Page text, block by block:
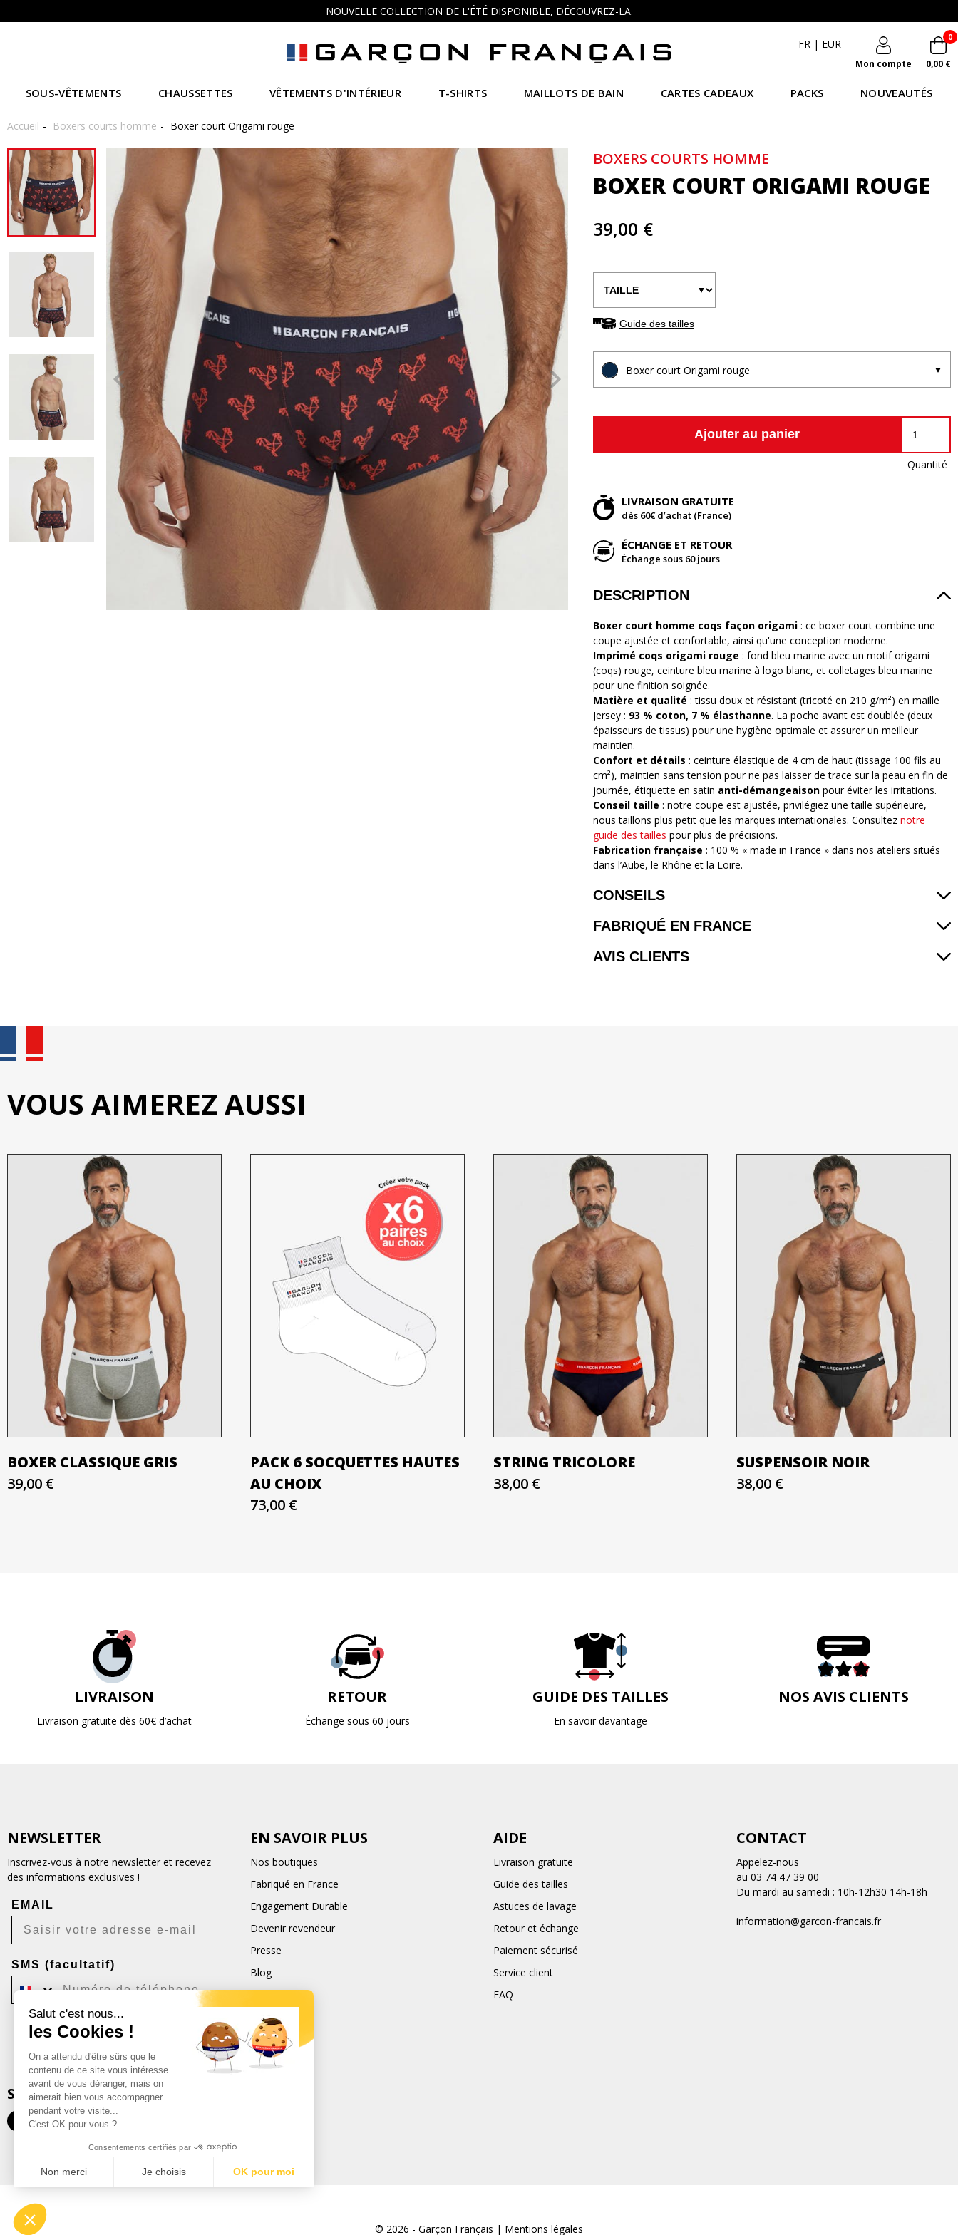
NOUVELLE COLLECTION DE L'ÉTÉ DISPONIBLE, DÉCOUVREZ-LA.
FR | EUR
Mon compte
0
0,00 €
SOUS-VÊTEMENTS CHAUSSETTES VÊTEMENTS D'INTÉRIEUR T-SHIRTS MAILLOTS DE BAIN CARTES CADEAUX PACKS NOUVEAUTÉS
Accueil Boxers courts homme Boxer court Origami rouge
BOXERS COURTS HOMME
BOXER COURT ORIGAMI ROUGE
39,00 €
Guide des tailles
Boxer court Origami rouge
Ajouter au panier
Quantité
LIVRAISON GRATUITE
dès 60€ d’achat (France)
ÉCHANGE ET RETOUR
Échange sous 60 jours
DESCRIPTION
Boxer court homme coqs façon origami: ce boxer court combine une
coupe ajustée et confortable, ainsi qu'une conception moderne.
Imprimé coqs origami rouge : fond bleu marine avec un motif origami
(coqs) rouge, ceinture bleu marine à logo blanc, et colletages bleu marine
pour une finition soignée.
Matière et qualité : tissu doux et résistant (tricoté en 210 g/m²) en maille
Jersey : 93 % coton, 7 % élasthanne. La poche avant est doublée (deux
épaisseurs de tissus) pour une hygiène optimale et assurer un meilleur
maintien.
Confort et détails : ceinture élastique de 4 cm de haut (tissage 100 fils au
cm²), maintien sans tension pour ne pas laisser de trace sur la peau en fin de
journée, étiquette en satin anti-démangeaison pour éviter les irritations.
Conseil taille : notre coupe est ajustée, privilégiez une taille supérieure,
nous taillons plus petit que les marques internationales. Consultez notre
guide des tailles pour plus de précisions.
Fabrication française : 100 % « made in France » dans nos ateliers situés
dans l’Aube, le Rhône et la Loire.
CONSEILS
FABRIQUÉ EN FRANCE
AVIS CLIENTS
VOUS AIMEREZ AUSSI
BOXER CLASSIQUE GRIS
39,00 €
PACK 6 SOCQUETTES HAUTES
AU CHOIX
73,00 €
STRING TRICOLORE
38,00 €
SUSPENSOIR NOIR
38,00 €
LIVRAISON
Livraison gratuite dès 60€ d’achat
RETOUR
Échange sous 60 jours
GUIDE DES TAILLES
En savoir davantage
NOS AVIS CLIENTS
NEWSLETTER
Inscrivez-vous à notre newsletter et recevez
des informations exclusives !
EMAIL
SMS (facultatif)
Je m'inscris
Désabonnement possible à tout moment.
SUIVEZ-NOUS
EN SAVOIR PLUS
Nos boutiques
Fabriqué en France
Engagement Durable
Devenir revendeur
Presse
Blog
CGV
CGU
AIDE
Livraison gratuite
Guide des tailles
Astuces de lavage
Retour et échange
Paiement sécurisé
Service client
FAQ
CONTACT
Appelez-nous
au 03 74 47 39 00
Du mardi au samedi : 10h-12h30 14h-18h
information@garcon-francais.fr
© 2026 - Garçon Français | Mentions légales
Salut c'est nous...
les Cookies !
On a attendu d'être sûrs que le
contenu de ce site vous intéresse
avant de vous déranger, mais on
aimerait bien vous accompagner
pendant votre visite...
C'est OK pour vous ?
Consentements certifiés par
Non merci Je choisis OK pour moi
Axeptio consent
Notre plateforme vous permet d'adapter et de gérer vos paramètres de confidentialité, en garantissant la conformité avec les réglementations. Personnalisez vos préférences pour contrôler la manière dont